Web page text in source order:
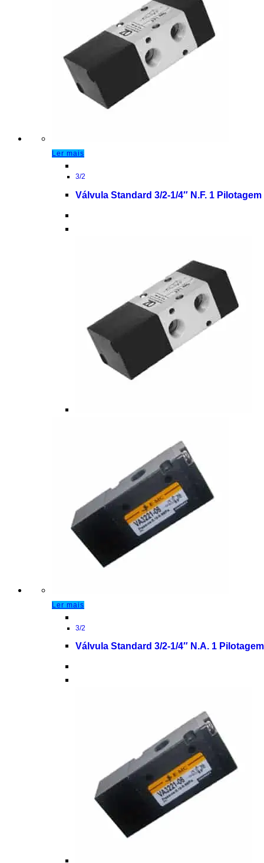
Ler mais
3/2
Válvula Standard 3/2-1/4″ N.F. 1
Ler mais
3/2
Válvula Standard 3/2-1/4″ N.A. 1